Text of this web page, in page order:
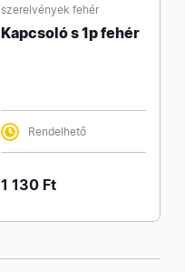
szerelvények fehér
Kapcsoló s 1p fehér
Rendelhető
1 130 Ft